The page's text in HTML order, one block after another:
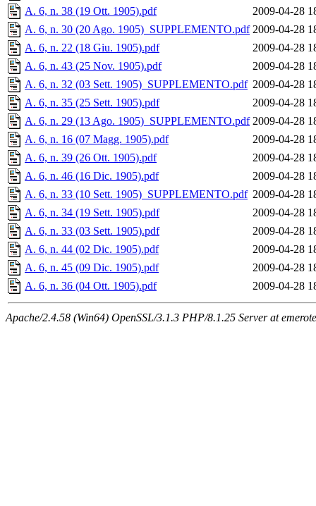
A. 6, n. 38 (19 Ott. 1905).pdf
2009-04-28
A. 6, n. 30 (20 Ago. 1905)_SUPPLEMENTO.pdf 2009-04-28
A. 6, n. 22 (18 Giu. 1905).pdf
2009-04-28
A. 6, n. 43 (25 Nov. 1905).pdf
2009-04-28
A. 6, n. 32 (03 Sett. 1905)_SUPPLEMENTO.pdf 2009-04-28
A. 6, n. 35 (25 Sett. 1905).pdf
2009-04-28
A. 6, n. 29 (13 Ago. 1905)_SUPPLEMENTO.pdf 2009-04-28
A. 6, n. 16 (07 Magg. 1905).pdf
2009-04-28
A. 6, n. 39 (26 Ott. 1905).pdf
2009-04-28
A. 6, n. 46 (16 Dic. 1905).pdf
2009-04-28
A. 6, n. 33 (10 Sett. 1905)_SUPPLEMENTO.pdf 2009-04-28
A. 6, n. 34 (19 Sett. 1905).pdf
2009-04-28
A. 6, n. 33 (03 Sett. 1905).pdf
2009-04-28
A. 6, n. 44 (02 Dic. 1905).pdf
2009-04-28
A. 6, n. 45 (09 Dic. 1905).pdf
2009-04-28
A. 6, n. 36 (04 Ott. 1905).pdf
2009-04-28
Apache/2.4.58 (Win64) OpenSSL/3.1.3 PHP/8.1.25 Server at